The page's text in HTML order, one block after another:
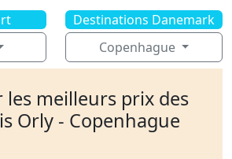
Destinations Danemark
Copenhague
les meilleurs prix des
Orly - Copenhague